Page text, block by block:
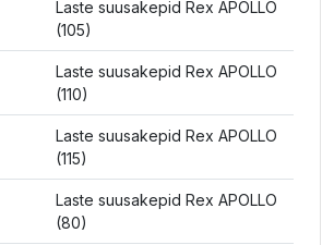
Laste suusakepid Rex APOLLO
(105)
Laste suusakepid Rex APOLLO
(110)
Laste suusakepid Rex APOLLO
(115)
Laste suusakepid Rex APOLLO
(80)